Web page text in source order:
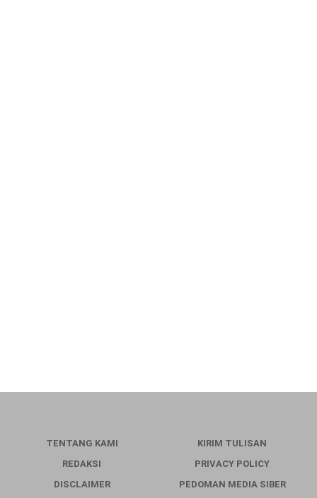
TENTANG KAMI
KIRIM TULISAN
REDAKSI
PRIVACY POLICY
DISCLAIMER
PEDOMAN MEDIA SIBER